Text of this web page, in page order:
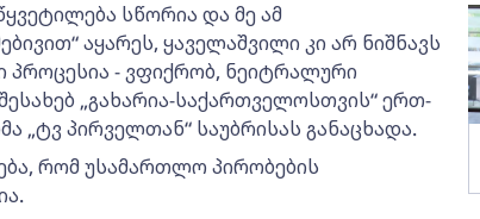
სწორია და მე ამ
აყარეს, ყაველაშვილი კი არ ნიშნავს
პროცესია - ვფიქრობ, ნეიტრალური
„გახარია-საქართველოსთვის“ ერთ-
„ტვ პირველთან“ საუბრისას განაცხადა.
რომ უსამართლო პირობების